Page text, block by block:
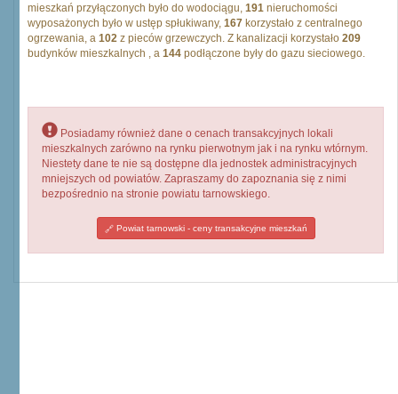
mieszkań przyłączonych było do wodociągu, 191 nieruchomości
wyposażonych było w ustęp spłukiwany, 167 korzystało z centralnego
ogrzewania, a 102 z pieców grzewczych. Z kanalizacji korzystało 209
budynków mieszkalnych , a 144 podłączone były do gazu sieciowego.
Posiadamy również dane o cenach transakcyjnych lokali
mieszkalnych zarówno na rynku pierwotnym jak i na rynku wtórnym.
Niestety dane te nie są dostępne dla jednostek administracyjnych
mniejszych od powiatów. Zapraszamy do zapoznania się z nimi
bezpośrednio na stronie powiatu tarnowskiego.
Powiat tarnowski - ceny transakcyjne mieszkań